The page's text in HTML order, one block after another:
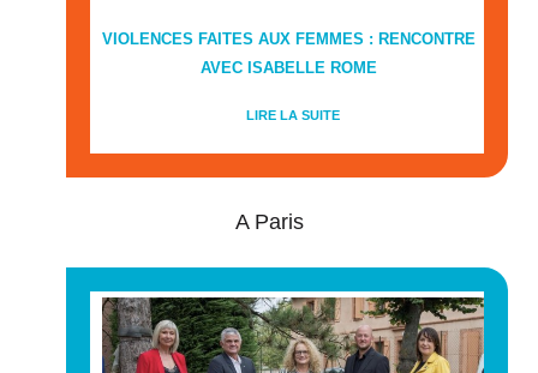
VIOLENCES FAITES AUX FEMMES : RENCONTRE
AVEC ISABELLE ROME
LIRE LA SUITE
A Paris